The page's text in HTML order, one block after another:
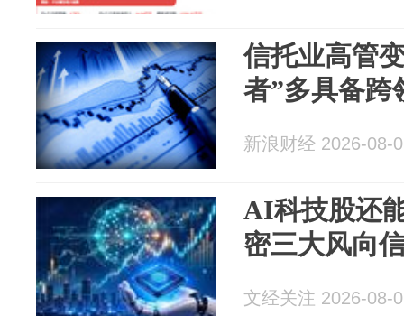
信托业高管
者”多具备跨
新浪财经 2026-08-
AI科技股还
密三大风向
文经关注 2026-08-